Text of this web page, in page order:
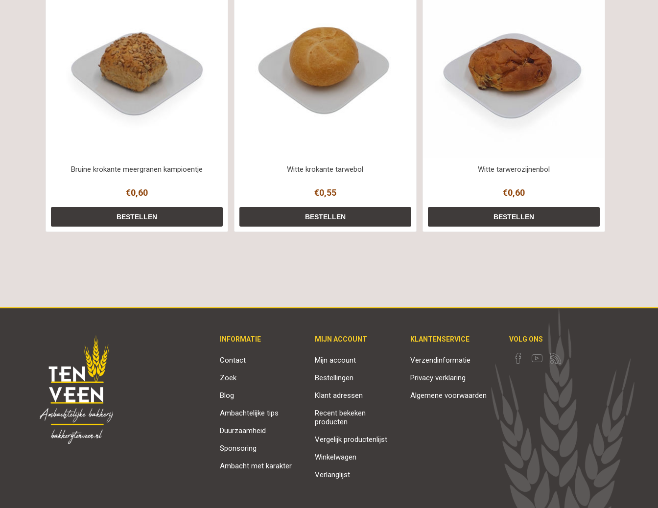
Bruine krokante meergranen kampioentje
€0,60
Witte krokante tarwebol
€0,55
Witte tarwerozijnenbol
€0,60
INFORMATIE
Contact
Zoek
Blog
Ambachtelijke tips
Duurzaamheid
Sponsoring
Ambacht met karakter
MIJN ACCOUNT
Mijn account
Bestellingen
Klant adressen
Recent bekeken
producten
Vergelijk productenlijst
Winkelwagen
Verlanglijst
KLANTENSERVICE
Verzendinformatie
Privacy verklaring
Algemene voorwaarden
VOLG ONS